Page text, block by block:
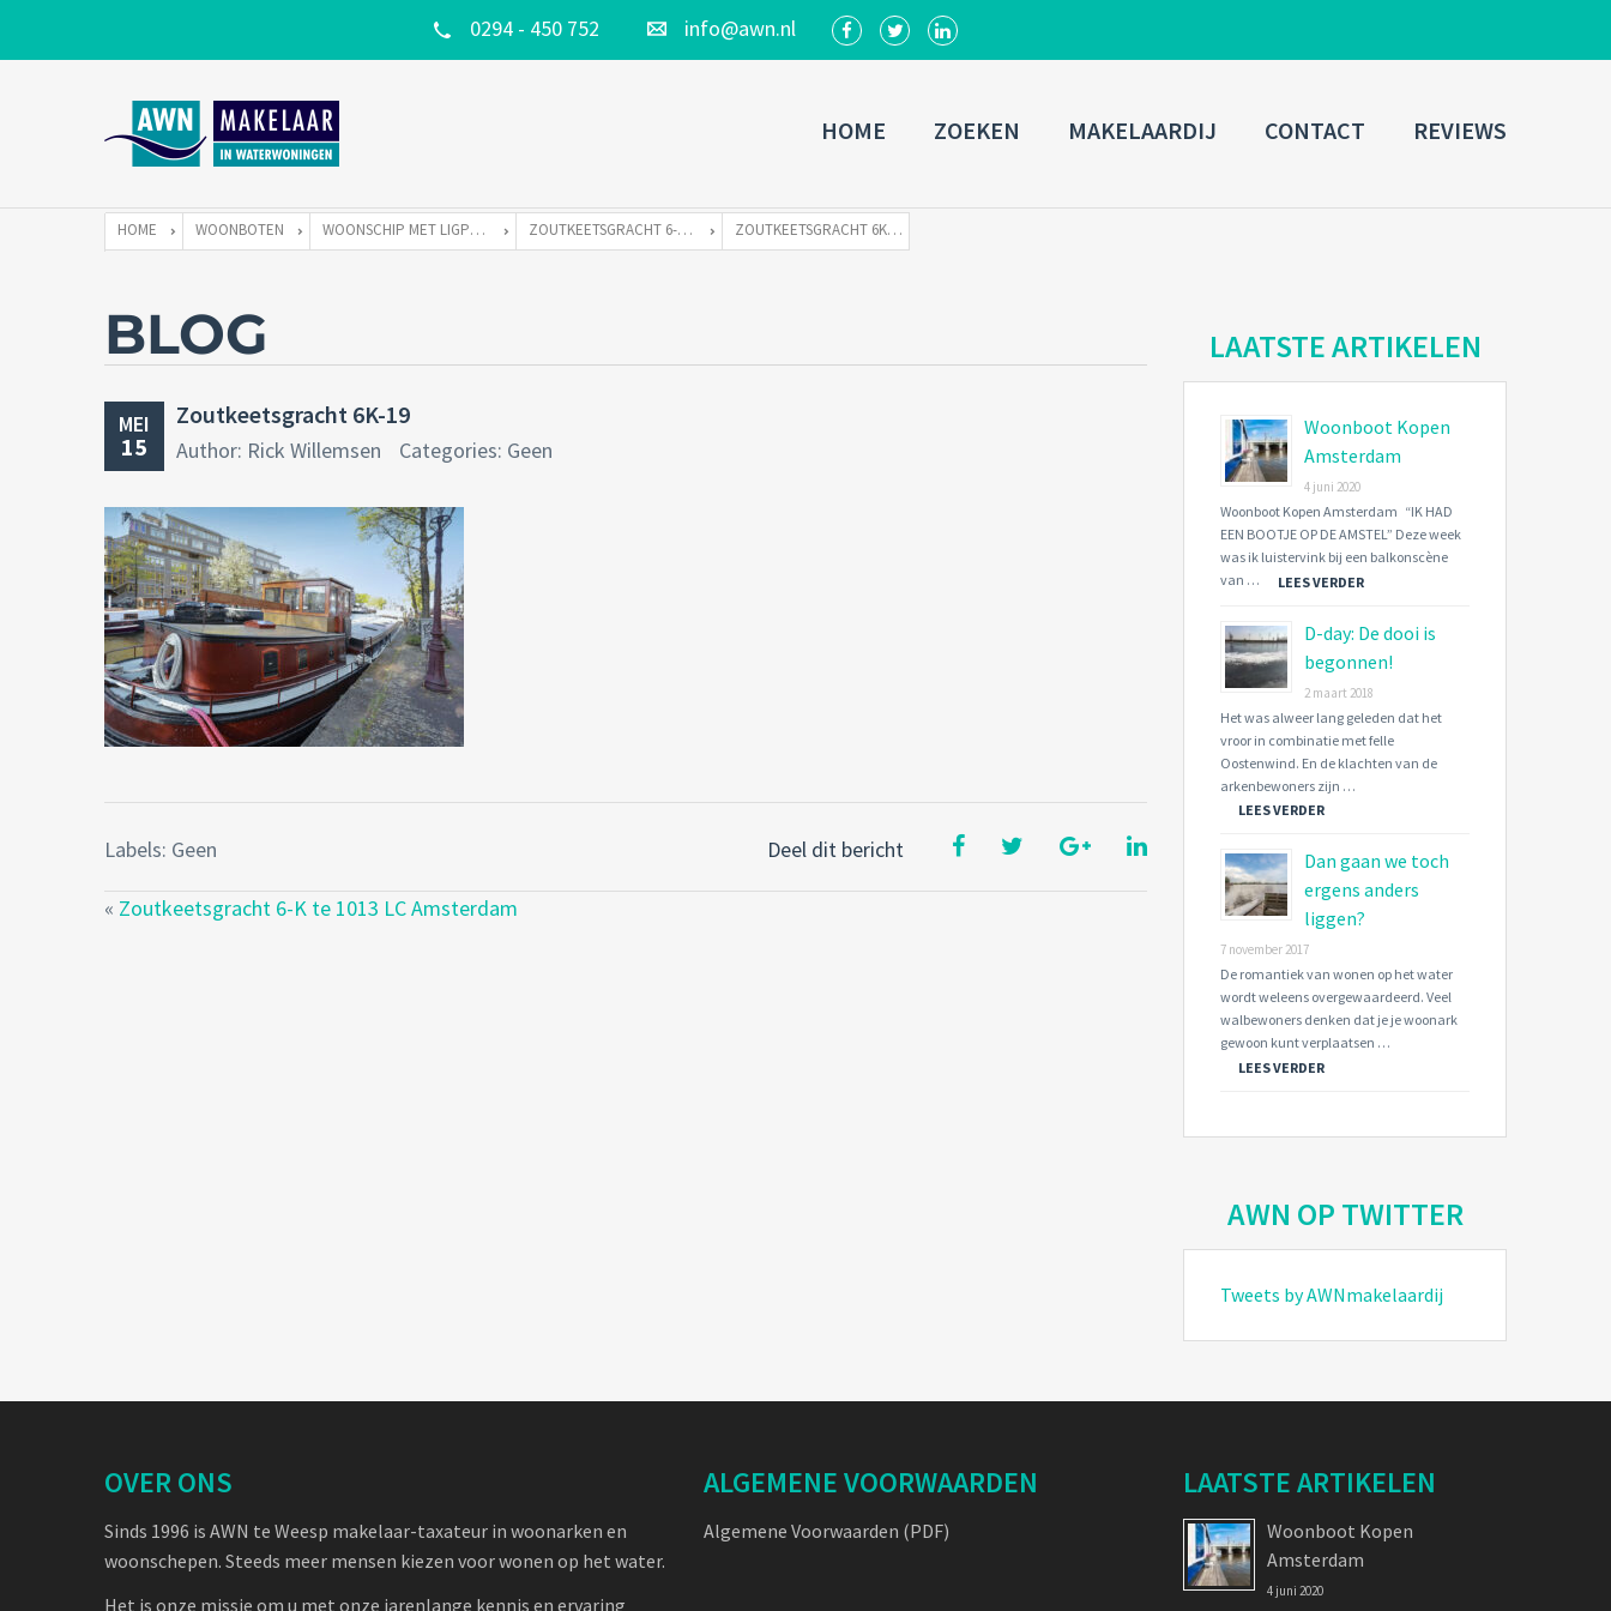
0294 - 450 752 info@awn.nl
Username
Connect with:
Forgot
password? SIGN IN
Remember me
HOME ZOEKEN MAKELAARDIJ CONTACT REVIEWS
HOME WOONBOTEN WOONSCHIP MET LIGPLAATS ZOUTKEETSGRACHT 6-K TE 1013 LC AMSTERDAM ZOUTKEETSGRACHT 6K-19
BLOG
MEI
15
Zoutkeetsgracht 6K-19
Author: Rick Willemsen Categories: Geen
Deel dit bericht
Labels: Geen
« Zoutkeetsgracht 6-K te 1013 LC Amsterdam
LAATSTE ARTIKELEN
Woonboot Kopen
Amsterdam
4 juni 2020
Woonboot Kopen Amsterdam “IK HAD
EEN BOOTJE OP DE AMSTEL” Deze week
was ik luistervink bij een balkonscène
van …
LEES VERDER
D-day: De dooi is
begonnen!
2 maart 2018
Het was alweer lang geleden dat het
vroor in combinatie met felle
Oostenwind. En de klachten van de
arkenbewoners zijn …
LEES VERDER
Dan gaan we toch
ergens anders
liggen?
7 november 2017
De romantiek van wonen op het water
wordt weleens overgewaardeerd. Veel
walbewoners denken dat je je woonark
gewoon kunt verplaatsen …
LEES VERDER
AWN OP TWITTER
Tweets by AWNmakelaardij
OVER ONS
Sinds 1996 is AWN te Weesp makelaar-taxateur in woonarken en
woonschepen. Steeds meer mensen kiezen voor wonen op het water.
Het is onze missie om u met onze jarenlange kennis en ervaring
ALGEMENE VOORWAARDEN
Algemene Voorwaarden (PDF)
LAATSTE ARTIKELEN
Woonboot Kopen
Amsterdam
4 juni 2020